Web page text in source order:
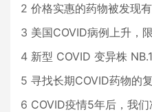
2 价格实惠的药物被发现
3 美国COVID病例上升，
4 新型 COVID 变异株
5 寻找长期COVID药物的
6 COVID疫情5年后，我们准